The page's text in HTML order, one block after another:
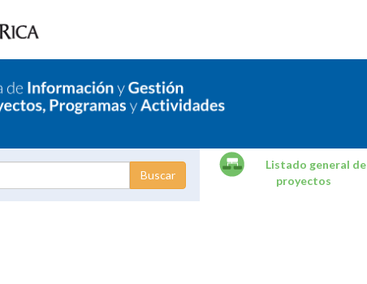
Listado general de
proyectos